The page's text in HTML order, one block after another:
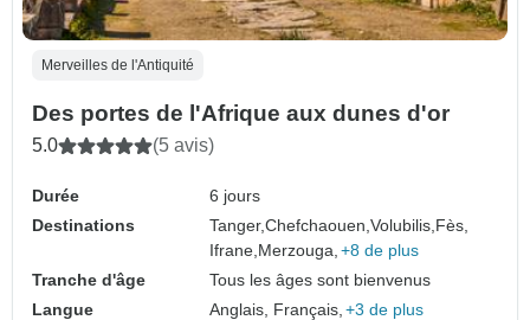
Merveilles de l'Antiquité
Des portes de l'Afrique aux dunes d'or
5.0 (5 avis)
Durée
6 jours
Destinations
Tanger,Chefchaouen,Volubilis, Fès,
Ifrane, Merzouga, +8 de plus
Tranche d'âge
Tous les âges sont bienvenus
Langue
Anglais, Français, +3 de plus